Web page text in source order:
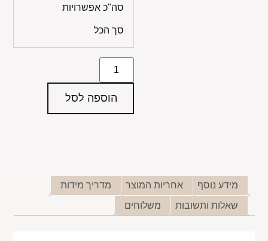
סה"כ אפשרויות
סך הכל
הוספה לסל
מידע נוסף אחריות המוצר
מדריך מידות
שאלות ותשובות
משלוחים